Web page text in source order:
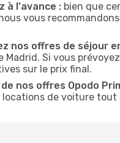
à l'avance : bien que
vous
nos offres de séjour
Madrid. Si vous
sur le prix final.
nos offres Opodo
de voiture tout